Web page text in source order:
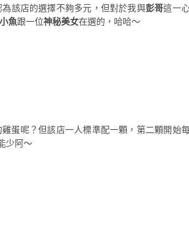
該店的選擇不夠多元，但對於我與彭哥這一
小魚跟一位神秘美女在選的，哈哈～
蛋呢？但該店一人標準配一顆，第二顆開始
少阿～